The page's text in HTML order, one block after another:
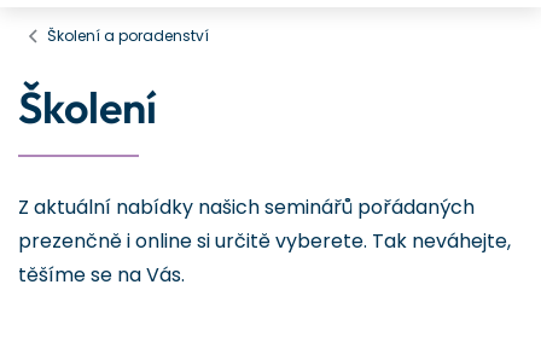
Školení a poradenství
Školení
Z aktuální nabídky našich seminářů pořádaných
prezenčně i online si určitě vyberete. Tak neváhejte,
těšíme se na Vás.